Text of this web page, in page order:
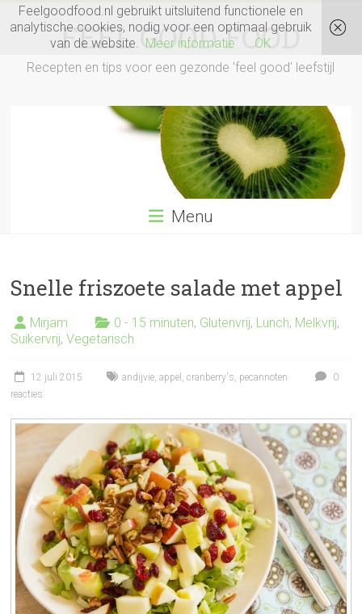
naar
FEEL GOOD FOOD
Recepten en tips voor een gezonde 'feel good' leefstijl
Menu
Snelle friszoete salade met appel
Mirjam 0 - 15 minuten, Glutenvrij, Lunch, Melkvrij,
Suikervrij,Vegetarisch
12 juli 2015 andijvie ,appel ,cranberry's pecannoten
0
reacties
Feelgoodfood.nl gebruikt uitsluitend functionele en
analytische cookies, nodig voor een optimaal gebruik
van de website. Meer informatie OK